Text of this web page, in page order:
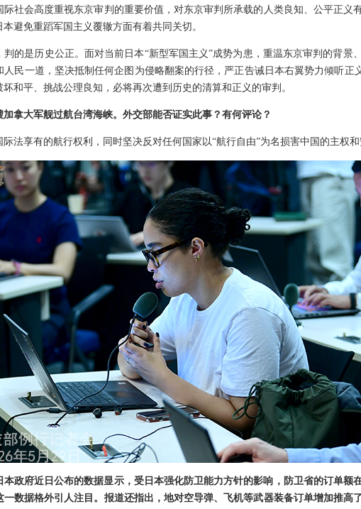
社会高度重视东京审判的重要价值，对东京审判所承载的人类良知、公平正义
避免重蹈军国主义覆辙方面有着共同关切。
判的是历史公正。面对当前日本“新型军国主义”成势为患，重温东京审判的背景
民一道，坚决抵制任何企图为侵略翻案的行径，严正告诫日本右翼势力倾听正
和平、挑战公理良知，必将再次遭到历史的清算和正义的审判。
拿大军舰过航台湾海峡。外交部能否证实此事？有何评论？
法享有的航行权利，同时坚决反对任何国家以“航行自由”为名损害中国的主权和
政府近日公布的数据显示，受日本强化防卫能力方针的影响，防卫省的订单额
数据格外引人注目。报道还指出，地对空导弹、飞机等武器装备订单增加推高